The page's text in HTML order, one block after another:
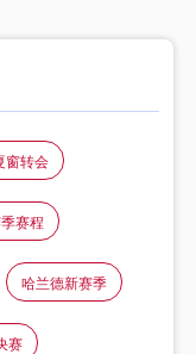
窗转会
赛程
哈兰德新赛季
赛